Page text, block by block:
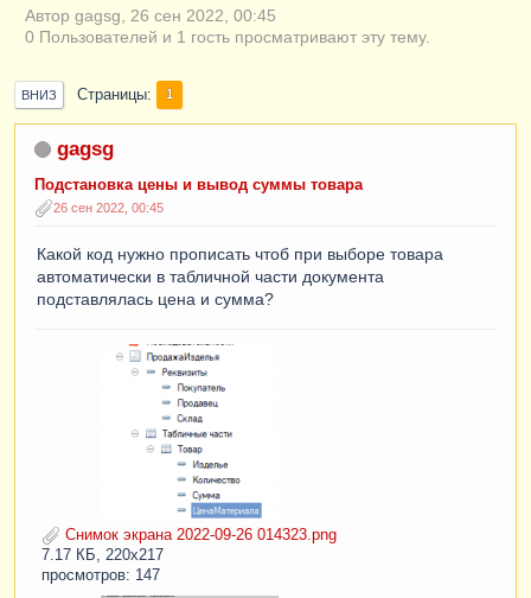
Автор gagsg, 26 сен 2022, 00:45
0 Пользователей и 1 гость просматривают эту тему.
ВНИЗ Страницы 1
gagsg
Подстановка цены и вывод суммы товара
26 сен 2022, 00:45
Какой код нужно прописать чтоб при выборе товара
автоматически в табличной части документа
подставлялась цена и сумма?
Снимок экрана 2022-09-26 014323.png
7.17 КБ, 220x217
просмотров: 147